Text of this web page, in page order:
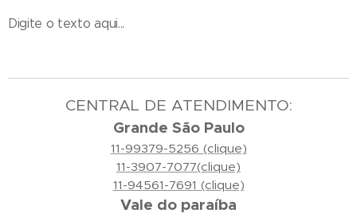
Digite o texto aqui...
CENTRAL DE ATENDIMENTO:
Grande São Paulo
11-99379-5256 (clique)
11-3907-7077(clique)
11-94561-7691 (clique)
Vale do paraíba